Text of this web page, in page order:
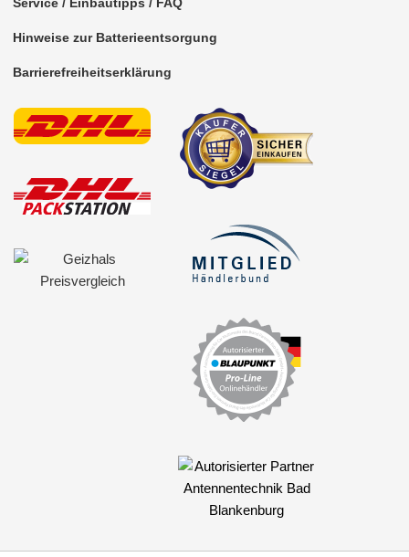
für Jaguar
für Jeep
für John Deere
für KIA
für Lancia
für Land Rover
für Lexus
für Lincoln
Hinweise zur Batterieentsorgung
Barrierefreiheitserklärung